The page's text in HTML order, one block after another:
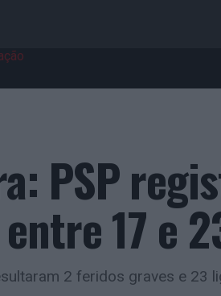
PSP
17 e
2 feridos graves e 23